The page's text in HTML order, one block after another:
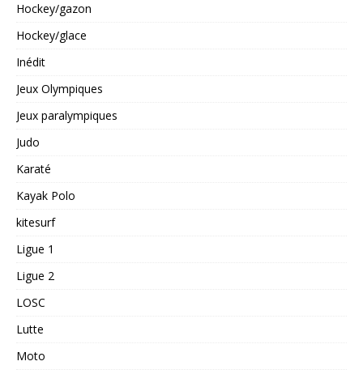
Hockey/gazon
Hockey/glace
Inédit
Jeux Olympiques
Jeux paralympiques
Judo
Karaté
Kayak Polo
kitesurf
Ligue 1
Ligue 2
LOSC
Lutte
Moto